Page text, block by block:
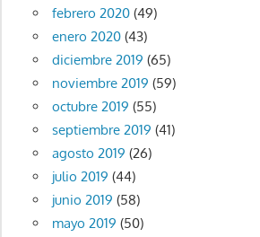
febrero 2020(49)
enero 2020(43)
diciembre 2019 (65)
noviembre 2019 (59)
octubre 2019 (55)
septiembre 2019 (41)
agosto 2019 (26)
julio 2019 (44)
junio 2019 (58)
mayo 2019 (50)